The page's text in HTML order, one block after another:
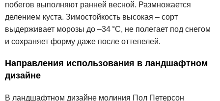
побегов выполняют ранней весной. Размножается
делением куста. Зимостойкость высокая – сорт
выдерживает морозы до –34 °C, не полегает под снегом
и сохраняет форму даже после оттепелей.
Направления использования в ландшафтном
дизайне
В ландшафтном дизайне молиния Пол Петерсон